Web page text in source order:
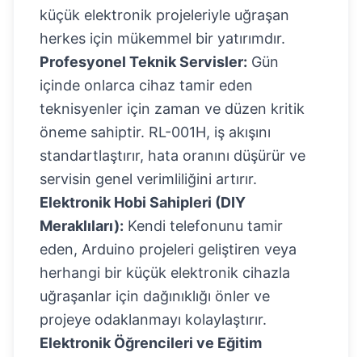
küçük elektronik projeleriyle uğraşan
herkes için mükemmel bir yatırımdır.
Profesyonel Teknik Servisler: Gün
içinde onlarca cihaz tamir eden
teknisyenler için zaman ve düzen kritik
öneme sahiptir. RL-001H, iş akışını
standartlaştırır, hata oranını düşürür ve
servisin genel verimliliğini artırır.
Elektronik Hobi Sahipleri (DIY
Meraklıları): Kendi telefonunu tamir
eden, Arduino projeleri geliştiren veya
herhangi bir küçük elektronik cihazla
uğraşanlar için dağınıklığı önler ve
projeye odaklanmayı kolaylaştırır.
Elektronik Öğrencileri ve Eğitim